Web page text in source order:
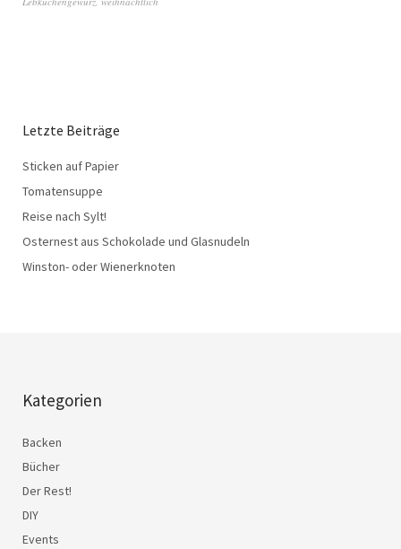
Letzte Beiträge
Sticken auf Papier
Tomatensuppe
Reise nach Sylt!
Osternest aus Schokolade und Glasnudeln
Winston- oder Wienerknoten
Kategorien
Backen
Bücher
Der Rest!
DIY
Events